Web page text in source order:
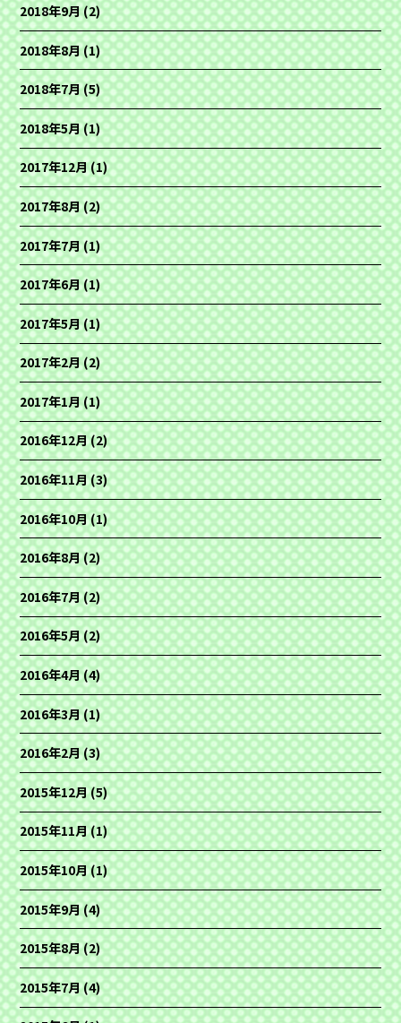
2018年9月(2)
2018年8月(1)
2018年7月(5)
2018年5月(1)
2017年12月(1)
2017年8月(2)
2017年7月(1)
2017年6月(1)
2017年5月(1)
2017年2月(2)
2017年1月(1)
2016年12月(2)
2016年11月(3)
2016年10月(1)
2016年8月(2)
2016年7月(2)
2016年5月(2)
2016年4月(4)
2016年3月(1)
2016年2月(3)
2015年12月(5)
2015年11月(1)
2015年10月(1)
2015年9月(4)
2015年8月(2)
2015年7月(4)